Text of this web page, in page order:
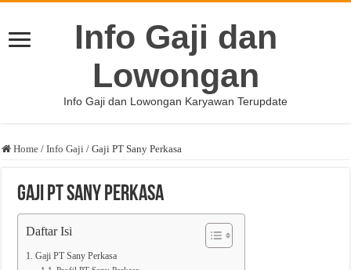
Info Gaji dan
Lowongan
Info Gaji dan Lowongan Karyawan Terupdate
Home / Info Gaji / Gaji PT Sany Perkasa
Gaji PT Sany Perkasa
Daftar Isi
Gaji PT Sany Perkasa